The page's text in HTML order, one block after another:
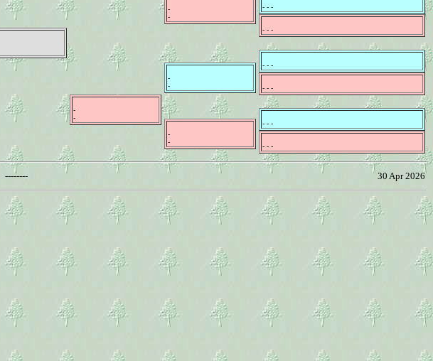
-
-
-
-
-
-
-
-
- - -
- - -
- - -
- - -
- - -
- - -
-------- 30 Apr 2026